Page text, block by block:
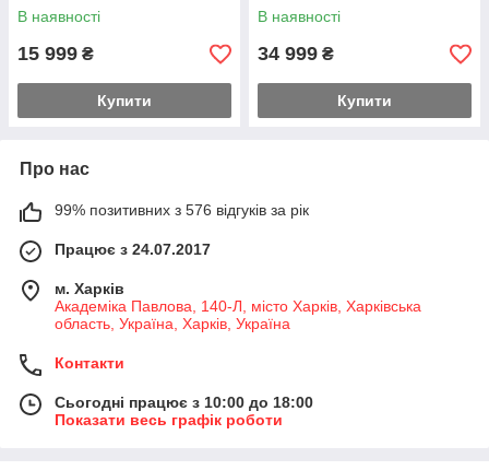
В наявності
15 999 ₴
Купити
В наявності
34 999 ₴
Купити
Про нас
99% позитивних з 576 відгуків за рік
Працює з 24.07.2017
м. Харків
Академіка Павлова, 140-Л, місто Харків, Харківська
область, Україна, Харків, Україна
Контакти
Сьогодні працює з 10:00 до 18:00
Показати весь графік роботи